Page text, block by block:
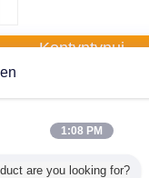
Kontyntynuj
do przędzarki
1:08 PM
are you looking for?